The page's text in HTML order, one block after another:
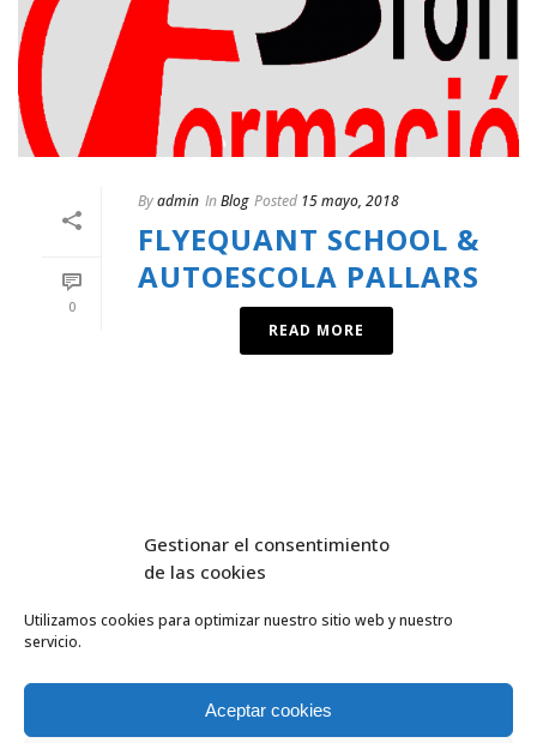
Gestionar el consentimiento
de las cookies
Utilizamos cookies para optimizar nuestro sitio web y nuestro
servicio.
Aceptar cookies
0
Byadmin InBlog Posted 15 mayo, 2018
FLYEQUANT SCHOOL &
AUTOESCOLA PALLARS
READ MORE
INICIO
SERVICIOS
ESCUELA DE VUELO